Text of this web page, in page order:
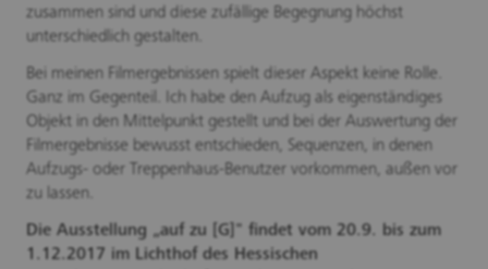
zusammen sind und diese zufällige Begegnung höchst
unterschiedlich gestalten.
Bei meinen Filmergebnissen spielt dieser Aspekt keine Rolle.
Ganz im Gegenteil. Ich habe den Aufzug als eigenständiges
Objekt in den Mittelpunkt gestellt und bei der Auswertung der
Filmergebnisse bewusst entschieden, Sequenzen, in denen
Aufzugs- oder Treppenhaus-Benutzer vorkommen, außen vor
zu lassen.
Die Ausstellung „auf zu [G]" findet vom 20.9. bis zum
1.12.2017 im Lichthof des Hessischen